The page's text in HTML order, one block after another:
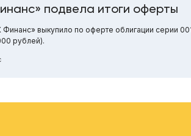
подвела итоги оферты
выкупило по оферте облигации серии
рублей).